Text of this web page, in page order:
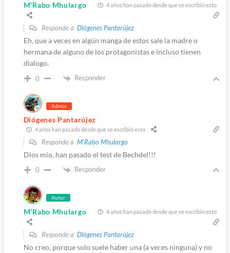
M'Rabo Mhulargo 4 años han pasado desde que se escribió esto
Responde a Diógenes Pantarújez
Eh, que a veces en algún manga de estos sale la madre o
hermana de alguno de los protagonistas e incluso tienen
dialogo.
0 Responder
Admin
Diógenes Pantarújez
4 años han pasado desde que se escribió esto
Responde a M'Rabo Mhulargo
Dios mío, han pasado el test de Bechdel!!!
0 Responder
Autor
M'Rabo Mhulargo 4 años han pasado desde que se escribió esto
Responde a Diógenes Pantarújez
No creo, porque solo suele haber una (a veces ninguna) y no